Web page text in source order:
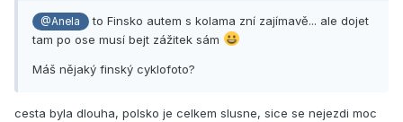
@Anela
to Finsko autem s kolama zní zajímavě... ale dojet
tam po ose musí bejt zážitek sám
Máš nějaký finský cyklofoto?
cesta byla dlouha, polsko je celkem slusne, sice se nejezdi moc